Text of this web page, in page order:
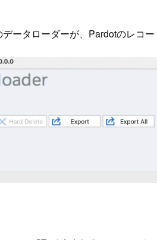
ータローダーが、Pardotのレコー